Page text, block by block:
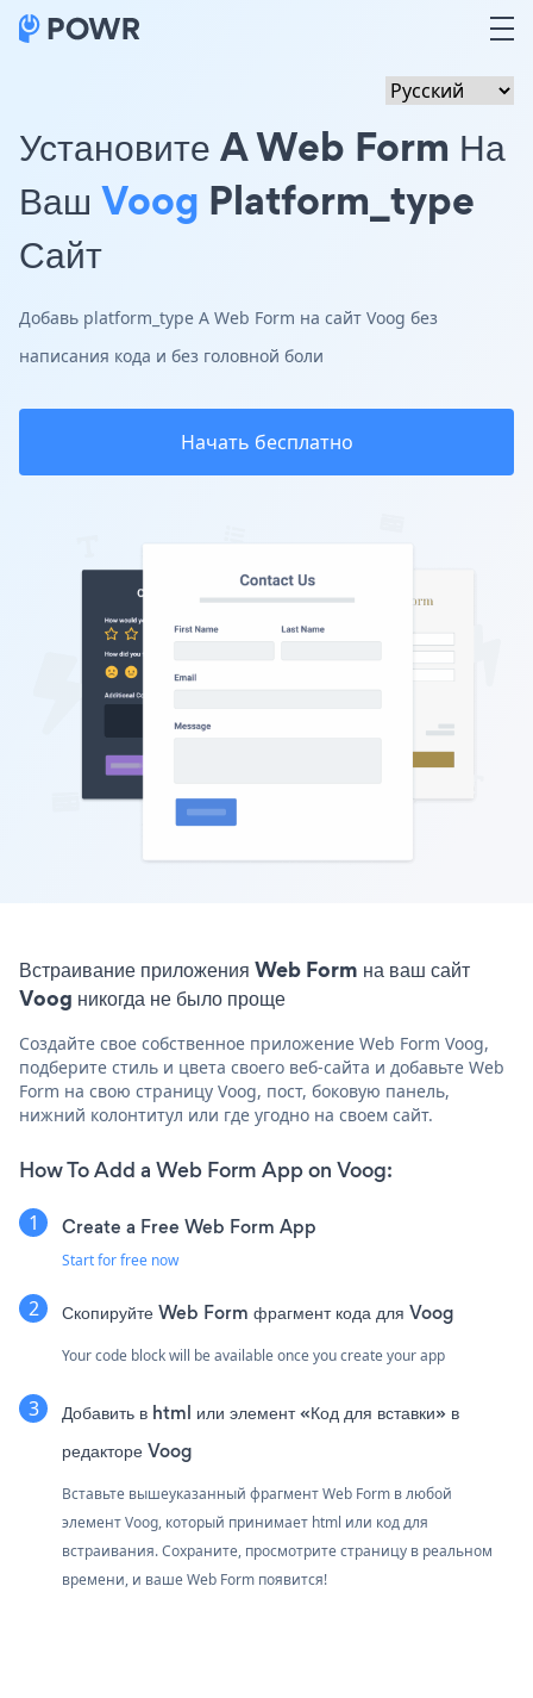
Установите A Web Form На
Ваш Voog Platform_type
Сайт
Добавь platform_type A Web Form на сайт Voog без
написания кода и без головной боли
Начать бесплатно
Встраивание приложения Web Form на ваш сайт
Voog никогда не было проще
Создайте свое собственное приложение Web Form Voog,
подберите стиль и цвета своего веб-сайта и добавьте Web
Form на свою страницу Voog, пост, боковую панель,
нижний колонтитул или где угодно на своем сайт.
How To Add a Web Form App on Voog:
Create a Free Web Form App
Start for free now
Скопируйте Web Form фрагмент кода для Voog
Your code block will be available once you create your app
Добавить в html или элемент «Код для вставки» в
редакторе Voog
Вставьте вышеуказанный фрагмент Web Form в любой
элемент Voog, который принимает html или код для
встраивания. Сохраните, просмотрите страницу в реальном
времени, и ваше Web Form появится!